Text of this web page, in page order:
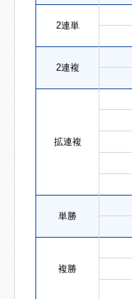
2連単
2連複
拡連複
単勝
複勝